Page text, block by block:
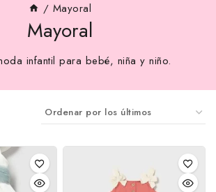
/ Mayoral
Mayoral
infantil para bebé, niña y niño.